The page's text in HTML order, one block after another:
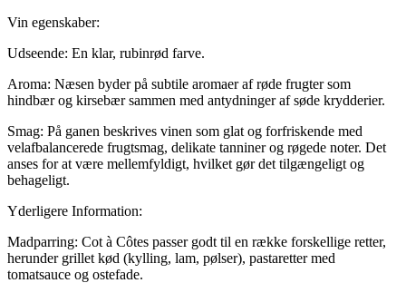
Vin egenskaber:
Udseende: En klar, rubinrød farve.
Aroma: Næsen byder på subtile aromaer af røde frugter som
hindbær og kirsebær sammen med antydninger af søde krydderier.
Smag: På ganen beskrives vinen som glat og forfriskende med
velafbalancerede frugtsmag, delikate tanniner og røgede noter. Det
anses for at være mellemfyldigt, hvilket gør det tilgængeligt og
behageligt.
Yderligere Information:
Madparring: Cot à Côtes passer godt til en række forskellige retter,
herunder grillet kød (kylling, lam, pølser), pastaretter med
tomatsauce og ostefade.